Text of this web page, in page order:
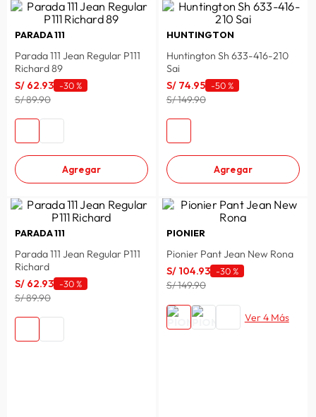
laptop
8. terrex
9. spiderman
10. lavadora
PARADA 111
Parada 111 Jean Regular P111
Richard 89
S/ 62.93 -30 %
S/ 89.90
Agregar
HUNTINGTON
Huntington Sh 633-416-210
Sai
S/ 74.95 -50 %
S/ 149.90
Agregar
PARADA 111
Parada 111 Jean Regular P111
Richard
S/ 62.93 -30 %
S/ 89.90
PIONIER
Pionier Pant Jean New Rona
S/ 104.93 -30 %
S/ 149.90
Ver 4 Más